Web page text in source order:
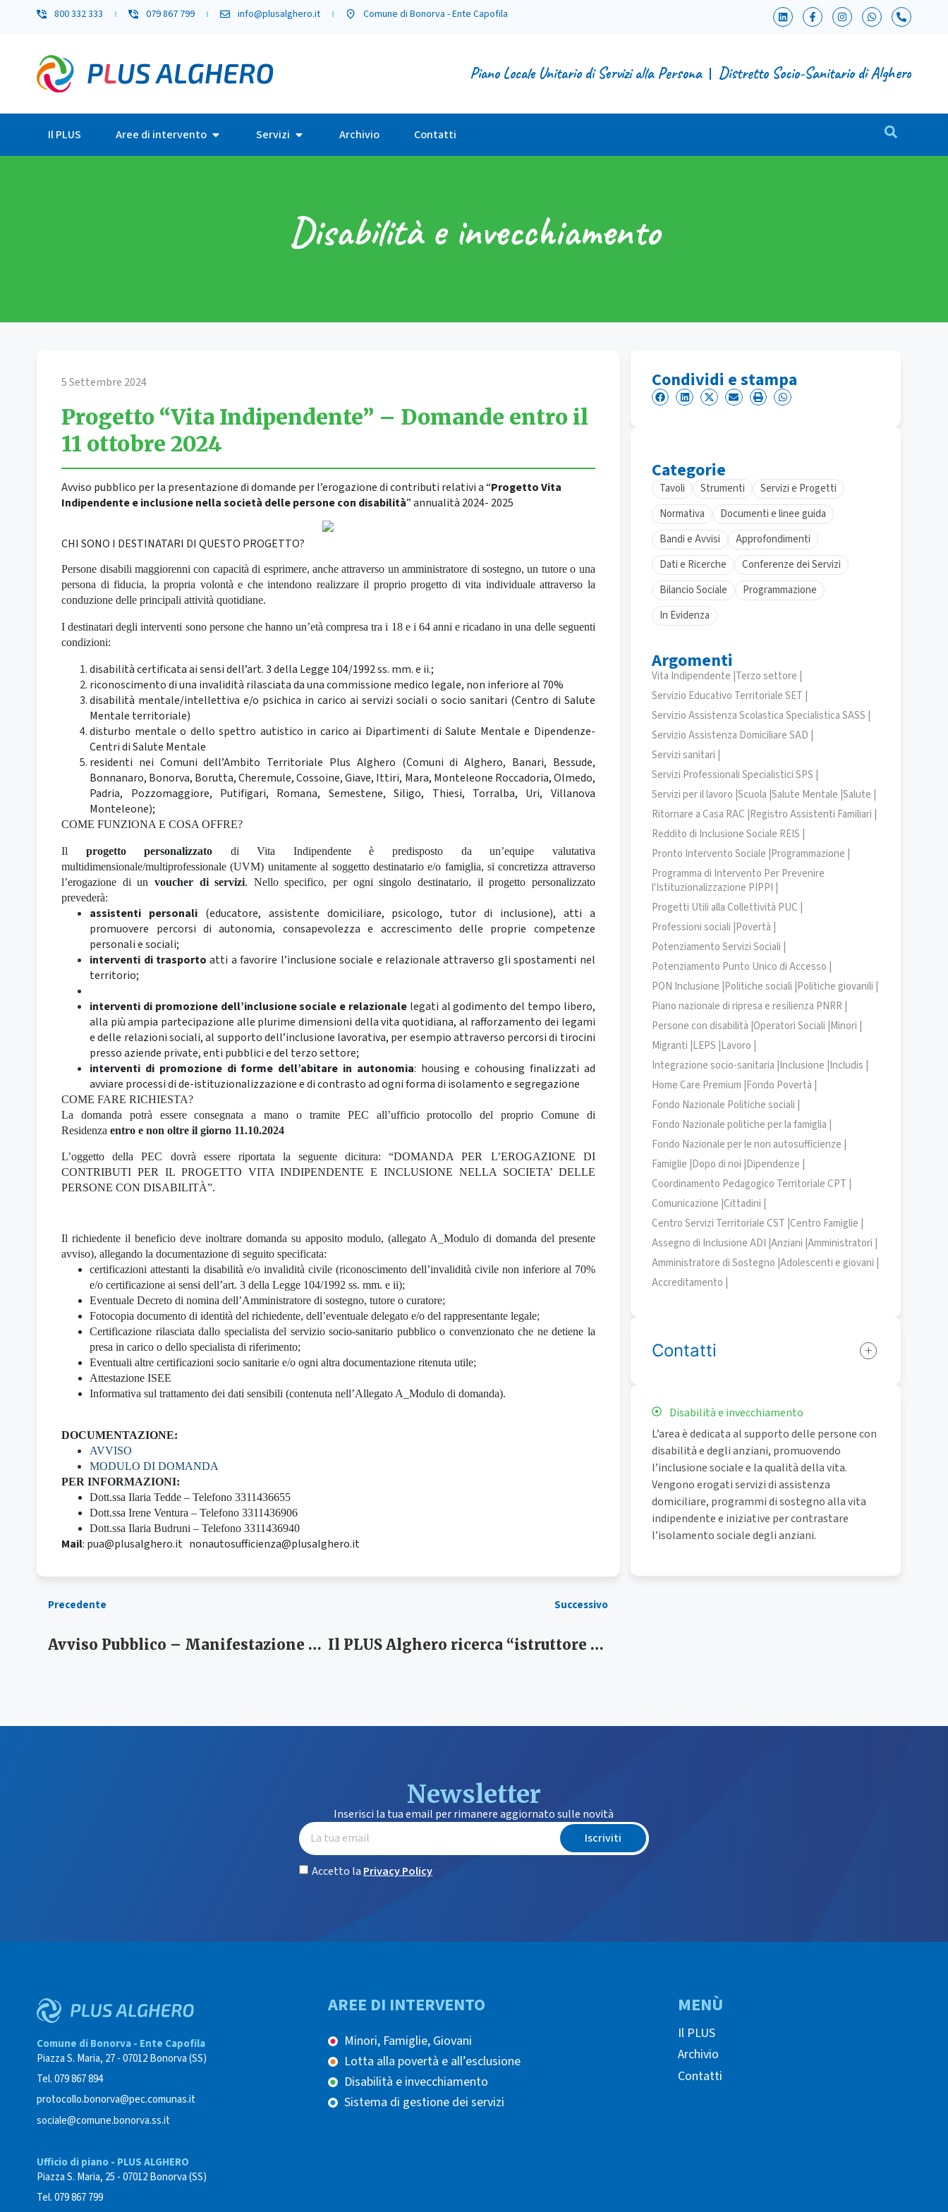
800 332 333 079 867 799 info@plusalghero.it Comune di Bonorva - Ente Capofila
Piano Locale Unitario di Servizi alla Persona Distretto Socio-Sanitario di Alghero
Il PLUS Aree di intervento Servizi Archivio Contatti
Disabilità e invecchiamento
Condividi e stampa
Categorie
Tavoli Strumenti
Servizi e Progetti
Normativa
Documenti e linee guida
Bandi e Avvisi
Approfondimenti
Dati e Ricerche
Conferenze dei Servizi
Bilancio Sociale
Programmazione
In Evidenza
Argomenti
Vita Indipendente | Terzo settore |
Servizio Educativo Territoriale SET |
Servizio Assistenza Scolastica Specialistica SASS |
Servizio Assistenza Domiciliare SAD |
Servizi sanitari |
Servizi Professionali Specialistici SPS |
Servizi per il lavoro | Scuola | Salute Mentale | Salute |
Ritornare a Casa RAC | Registro Assistenti Familiari |
Reddito di Inclusione Sociale REIS |
Pronto Intervento Sociale | Programmazione |
Programma di Intervento Per Prevenire
l'Istituzionalizzazione PIPPI |
Progetti Utili alla Collettività PUC |
Professioni sociali | Povertà |
Potenziamento Servizi Sociali |
Potenziamento Punto Unico di Accesso |
PON Inclusione | Politiche sociali | Politiche giovanili |
Piano nazionale di ripresa e resilienza PNRR |
Persone con disabilità | Operatori Sociali | Minori |
Migranti | LEPS | Lavoro |
Integrazione socio-sanitaria | Inclusione | Includis |
Home Care Premium | Fondo Povertà |
Fondo Nazionale Politiche sociali |
Fondo Nazionale politiche per la famiglia |
Fondo Nazionale per le non autosufficienze |
Famiglie | Dopo di noi | Dipendenze |
Coordinamento Pedagogico Territoriale CPT |
Comunicazione | Cittadini |
Centro Servizi Territoriale CST | Centro Famiglie |
Assegno di Inclusione ADI | Anziani | Amministratori |
Amministratore di Sostegno | Adolescenti e giovani |
Accreditamento |
Contatti
Disabilità e invecchiamento
L’area è dedicata al supporto delle persone con
disabilità e degli anziani, promuovendo
l’inclusione sociale e la qualità della vita.
Vengono erogati servizi di assistenza
domiciliare, programmi di sostegno alla vita
indipendente e iniziative per contrastare
l’isolamento sociale degli anziani.
5 Settembre 2024
Progetto “Vita Indipendente” – Domande entro il
11 ottobre 2024
Avviso pubblico per la presentazione di domande per l’erogazione di contributi relativi a “Progetto Vita
Indipendente e inclusione nella società delle persone con disabilità” annualità 2024- 2025
CHI SONO I DESTINATARI DI QUESTO PROGETTO?
Persone disabili maggiorenni con capacità di esprimere, anche attraverso un amministratore di sostegno, un tutore o una
persona di fiducia, la propria volontà e che intendono realizzare il proprio progetto di vita individuale attraverso la
conduzione delle principali attività quotidiane.
I destinatari degli interventi sono persone che hanno un’età compresa tra i 18 e i 64 anni e ricadano in una delle seguenti
condizioni:
disabilità certificata ai sensi dell’art. 3 della Legge 104/1992 ss. mm. e ii.;
riconoscimento di una invalidità rilasciata da una commissione medico legale, non inferiore al 70%
disabilità mentale/intellettiva e/o psichica in carico ai servizi sociali o socio sanitari (Centro di Salute
Mentale territoriale)
disturbo mentale o dello spettro autistico in carico ai Dipartimenti di Salute Mentale e Dipendenze-
Centri di Salute Mentale
residenti nei Comuni dell’Ambito Territoriale Plus Alghero (Comuni di Alghero, Banari, Bessude,
Bonnanaro, Bonorva, Borutta, Cheremule, Cossoine, Giave, Ittiri, Mara, Monteleone Roccadoria, Olmedo,
Padria, Pozzomaggiore, Putifigari, Romana, Semestene, Siligo, Thiesi, Torralba, Uri, Villanova
Monteleone);
COME FUNZIONA E COSA OFFRE?
Il progetto personalizzato di Vita Indipendente è predisposto da un’equipe valutativa
multidimensionale/multiprofessionale (UVM) unitamente al soggetto destinatario e/o famiglia, si concretizza attraverso
l’erogazione di un voucher di servizi. Nello specifico, per ogni singolo destinatario, il progetto personalizzato
prevederà:
assistenti personali (educatore, assistente domiciliare, psicologo, tutor di inclusione), atti a
promuovere percorsi di autonomia, consapevolezza e accrescimento delle proprie competenze
personali e sociali;
interventi di trasporto atti a favorire l’inclusione sociale e relazionale attraverso gli spostamenti nel
territorio;
interventi di promozione dell’inclusione sociale e relazionalelegati al godimento del tempo libero,
alla più ampia partecipazione alle plurime dimensioni della vita quotidiana, al rafforzamento dei legami
e delle relazioni sociali, al supporto dell’inclusione lavorativa, per esempio attraverso percorsi di tirocini
presso aziende private, enti pubblici e del terzo settore;
interventi di promozione di forme dell’abitare in autonomia: housing e cohousing finalizzati ad
avviare processi di de-istituzionalizzazione e di contrasto ad ogni forma di isolamento e segregazione
COME FARE RICHIESTA?
La domanda potrà essere consegnata a mano o tramite PEC all’ufficio protocollo del proprio Comune di
Residenzaentro e non oltre il giorno 11.10.2024
L’oggetto della PEC dovrà essere riportata la seguente dicitura: “DOMANDA PER L’EROGAZIONE DI
CONTRIBUTI PER IL PROGETTO VITA INDIPENDENTE E INCLUSIONE NELLA SOCIETA’ DELLE
PERSONE CON DISABILITÀ”.
Il richiedente il beneficio deve inoltrare domanda su apposito modulo, (allegato A_Modulo di domanda del presente
avviso), allegando la documentazione di seguito specificata:
certificazioni attestanti la disabilità e/o invalidità civile (riconoscimento dell’invalidità civile non inferiore al 70%
e/o certificazione ai sensi dell’art. 3 della Legge 104/1992 ss. mm. e ii);
Eventuale Decreto di nomina dell’Amministratore di sostegno, tutore o curatore;
Fotocopia documento di identità del richiedente, dell’eventuale delegato e/o del rappresentante legale;
Certificazione rilasciata dallo specialista del servizio socio-sanitario pubblico o convenzionato che ne detiene la
presa in carico o dello specialista di riferimento;
Eventuali altre certificazioni socio sanitarie e/o ogni altra documentazione ritenuta utile;
Attestazione ISEE
Informativa sul trattamento dei dati sensibili (contenuta nell’Allegato A_Modulo di domanda).
DOCUMENTAZIONE:
AVVISO
MODULO DI DOMANDA
PER INFORMAZIONI:
Dott.ssa Ilaria Tedde – Telefono 3311436655
Dott.ssa Irene Ventura – Telefono 3311436906
Dott.ssa Ilaria Budruni – Telefono 3311436940
Mail: pua@plusalghero.it nonautosufficienza@plusalghero.it
Precedente
Avviso Pubblico – Manifestazione di interesse Centro Servizi per il contrasto alla povertà, Pronto intervento sociale
Successivo
Il PLUS Alghero ricerca “istruttore direttivo amministrativo – contabile” – Bando di concorso
Newsletter
Inserisci la tua email per rimanere aggiornato sulle novità
Accetto la Privacy Policy
Iscriviti
Comune di Bonorva - Ente Capofila
Piazza S. Maria, 27 - 07012 Bonorva (SS)
Tel. 079 867 894
protocollo.bonorva@pec.comunas.it
sociale@comune.bonorva.ss.it
Ufficio di piano - PLUS ALGHERO
Piazza S. Maria, 25 - 07012 Bonorva (SS)
Tel. 079 867 799
AREE DI INTERVENTO
Minori, Famiglie, Giovani
Lotta alla povertà e all’esclusione
Disabilità e invecchiamento
Sistema di gestione dei servizi
MENÙ
Il PLUS
Archivio
Contatti